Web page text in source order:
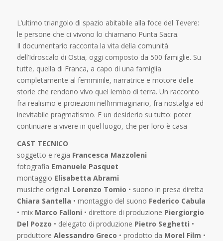
L’ultimo triangolo di spazio abitabile alla foce del Tevere:
le persone che ci vivono lo chiamano Punta Sacra.
Il documentario racconta la vita della comunità
dell’Idroscalo di Ostia, oggi composto da 500 famiglie. Su
tutte, quella di Franca, a capo di una famiglia
completamente al femminile, narratrice e motore delle
storie che rendono vivo quel lembo di terra. Un racconto
fra realismo e proiezioni nell’immaginario, fra nostalgia ed
inevitabile pragmatismo. E un desiderio su tutto: poter
continuare a vivere in quel luogo, che per loro è casa
CAST TECNICO
soggetto e regia Francesca Mazzoleni
fotografia Emanuele Pasquet
montaggio Elisabetta Abrami
musiche originali Lorenzo Tomio • suono in presa diretta
Chiara Santella • montaggio del suono Federico Cabula
• mix Marco Falloni • direttore di produzione Piergiorgio
Del Pozzo • delegato di produzione Pietro Seghetti •
produttore Alessandro Greco • prodotto da Morel Film •